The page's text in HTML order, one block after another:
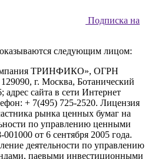
Подписка на
следующим лицом:
ТРИНФИКО», ОГРН
г. Москва, Ботанический
адрес сайта в сети Интернет
+ 7(495) 725-2520. Лицензия
рынка ценных бумаг на
по управлению ценными
от 6 сентября 2005 года.
деятельности по управлению
паевыми инвестиционными